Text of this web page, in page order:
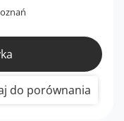
do porównania